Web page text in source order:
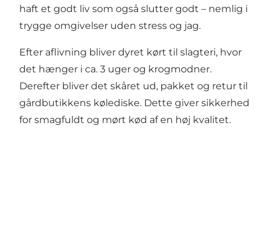
haft et godt liv som også slutter godt – nemlig i
trygge omgivelser uden stress og jag.
Efter aflivning bliver dyret kørt til slagteri, hvor
det hænger i ca. 3 uger og krogmodner.
Derefter bliver det skåret ud, pakket og retur til
gårdbutikkens kølediske. Dette giver sikkerhed
for smagfuldt og mørt kød af en høj kvalitet.